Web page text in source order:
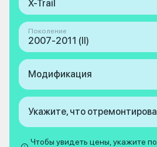
X-Trail
Поколение
2007-2011 (II)
Модификация
Укажите, что
Чтобы увидеть цены, укажите